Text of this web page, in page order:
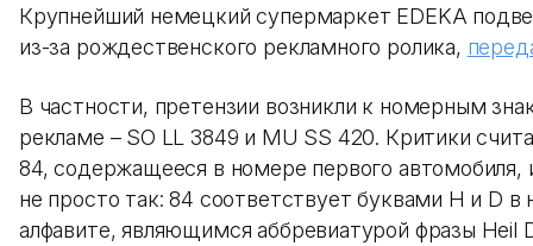
Крупнейший немецкий супермаркет EDEKA
из-за рождественского рекламного ролика,
В частности, претензии возникли к номерным
рекламе – SO LL 3849 и MU SS 420. Критики
84, содержащееся в номере первого автомобиля,
не просто так: 84 соответствует буквами H и D
алфавите, являющимся аббревиатурой фразы Heil